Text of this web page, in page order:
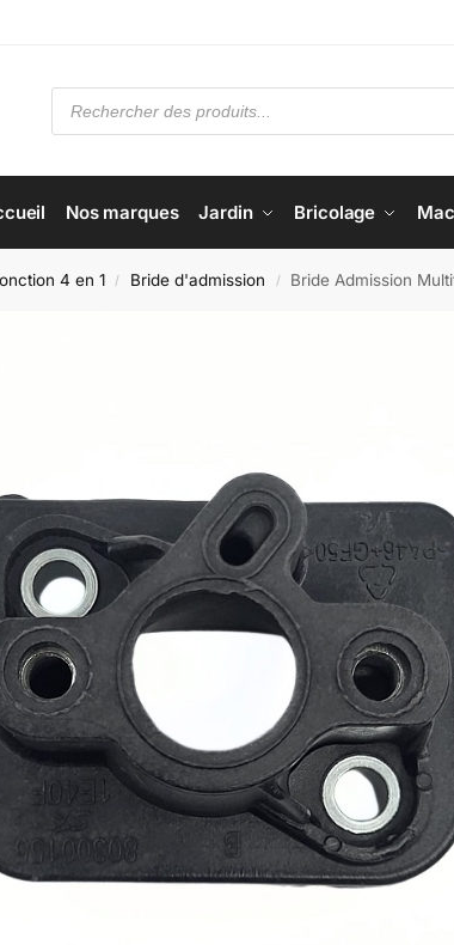
Nos marques Jardin Bricolage
4 en 1 / Bride d'admission / Bride Admission